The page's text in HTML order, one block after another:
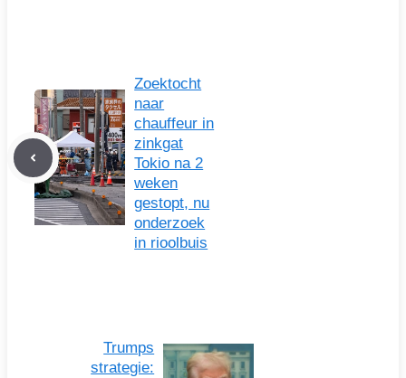
Zoektocht
naar
chauffeur in
zinkgat
Tokio na 2
weken
gestopt, nu
onderzoek
in rioolbuis
Trumps
strategie: